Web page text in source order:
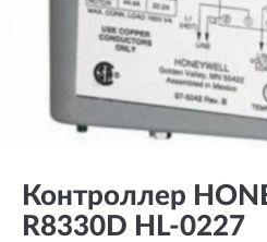
Контроллер
R8330D HL-0227